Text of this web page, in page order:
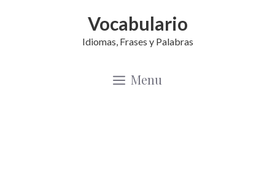
Vocabulario
Idiomas, Frases y Palabras
Menu